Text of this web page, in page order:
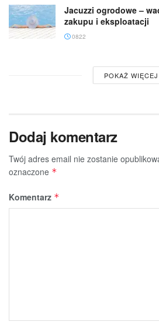
Jacuzzi ogrodowe –
zakupu i eksploatacji
0822
POKAŻ WIĘCEJ
Dodaj komentarz
Twój adres email nie zostanie
oznaczone *
Komentarz *